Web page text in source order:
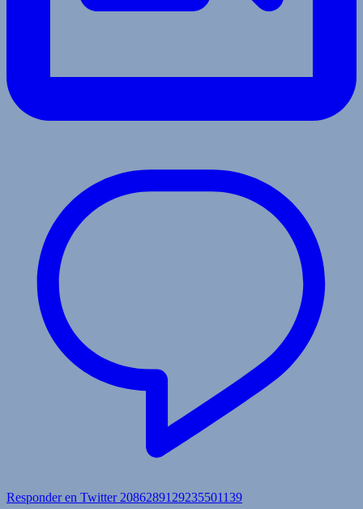
Responder en Twitter 2086289129235501139